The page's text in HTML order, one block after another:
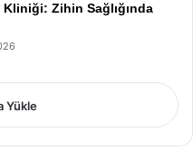
Zihin Sağlığında
Yükle